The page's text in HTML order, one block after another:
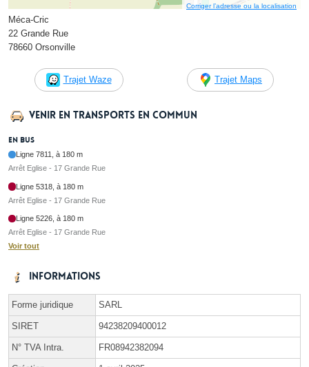
Corriger l’adresse ou la localisation
Méca-Cric
22 Grande Rue
78660 Orsonville
Trajet Waze Trajet Maps
Venir en transports en commun
En bus
Ligne 7811, à 180 m
Arrêt Eglise - 17 Grande Rue
Ligne 5318, à 180 m
Arrêt Eglise - 17 Grande Rue
Ligne 5226, à 180 m
Arrêt Eglise - 17 Grande Rue
Voir tout
Informations
Forme juridique SARL
SIRET 94238209400012
N° TVA Intra. FR08942382094